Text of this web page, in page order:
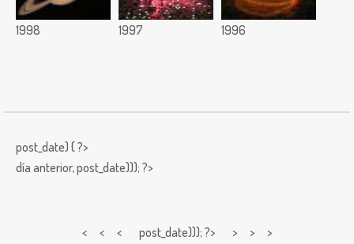
1998 1997 1996
post_date) { ?>
día anterior,post_date))); ?>
< < < post_date))); ?> > > >